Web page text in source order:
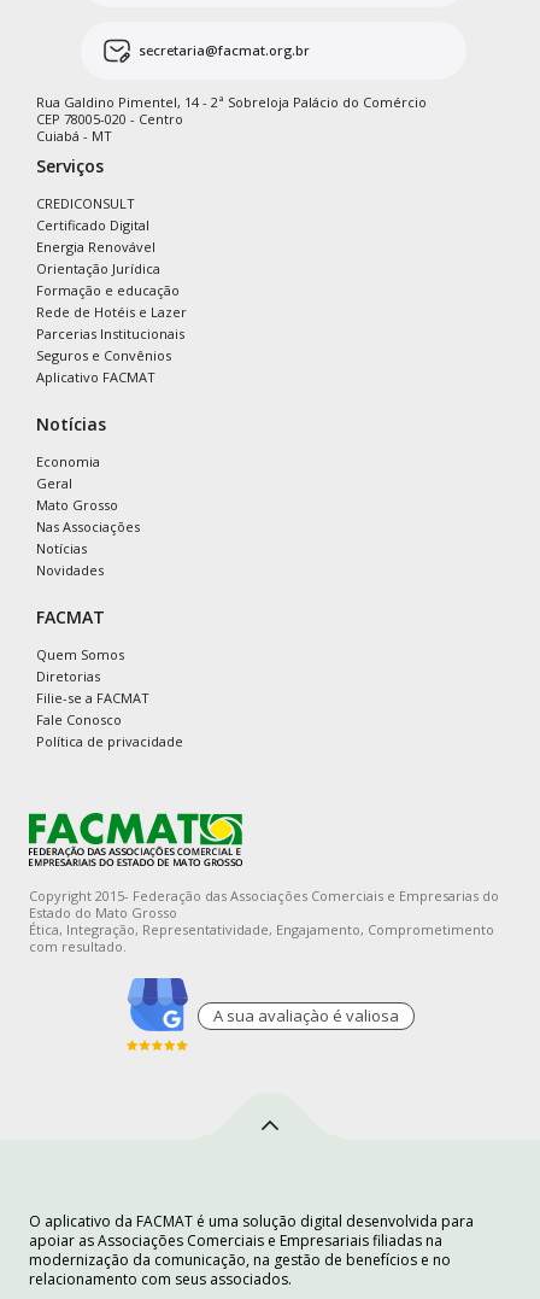
secretaria@facmat.org.br
Rua Galdino Pimentel, 14 - 2ª Sobreloja Palácio do Comércio
CEP 78005-020 - Centro
Cuiabá - MT
Serviços
CREDICONSULT
Certificado Digital
Energia Renovável
Orientação Jurídica
Formação e educação
Rede de Hotéis e Lazer
Parcerias Institucionais
Seguros e Convênios
Aplicativo FACMAT
Notícias
Economia
Geral
Mato Grosso
Nas Associações
Notícias
Novidades
FACMAT
Quem Somos
Diretorias
Filie-se a FACMAT
Fale Conosco
Política de privacidade
Copyright 2015- Federação das Associações Comerciais e Empresarias do
Estado do Mato Grosso
Ética, Integração, Representatividade, Engajamento, Comprometimento
com resultado.
A sua avaliaçào é valiosa
O aplicativo da FACMAT é uma solução digital desenvolvida para
apoiar as Associações Comerciais e Empresariais filiadas na
modernização da comunicação, na gestão de benefícios e no
relacionamento com seus associados.